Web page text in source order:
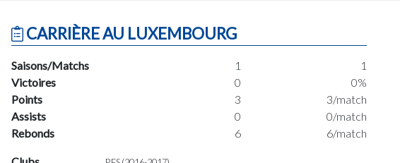
CARRIÈRE AU LUXEMBOURG
Saisons/Matchs 1
1
Victoires
0
0%
Points
3
3/match
Assists
0
0/match
Rebonds
6 6/match